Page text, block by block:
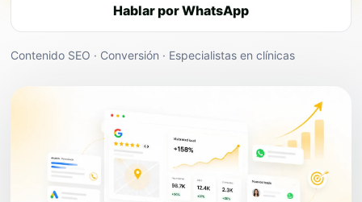
Hablar por WhatsApp
Contenido SEO · Conversión · Especialistas en clínicas